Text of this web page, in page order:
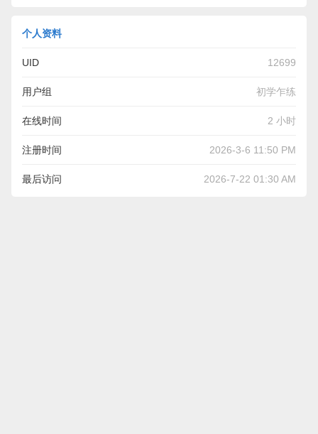
个人资料
UID 12699
用户组 初学乍练
在线时间 2 小时
注册时间 2026-3-6 11:50 PM
最后访问 2026-7-22 01:30 AM